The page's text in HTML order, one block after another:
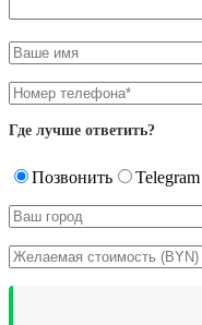
Где лучше ответить?
Позвонить Telegram